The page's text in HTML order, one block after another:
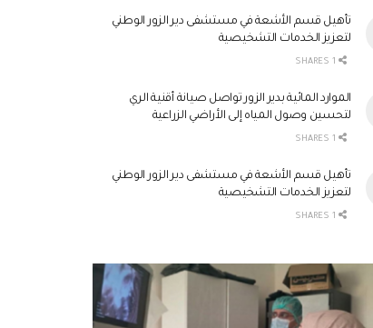
تأهيل قسم الأشعة في مستشفى دير الزور الوطني
لتعزيز الخدمات التشخيصية
الموارد المائية بدير الزور تواصل صيانة أقنية الري
لتحسين وصول المياه إلى الأراضي الزراعية
تأهيل قسم الأشعة في مستشفى دير الزور الوطني
لتعزيز الخدمات التشخيصية